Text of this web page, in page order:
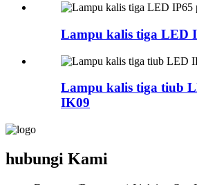
Lampu kalis tiga LED
Lampu kalis tiga tiub
IK09
hubungi Kami